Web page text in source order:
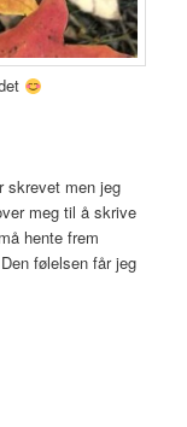
skrevet men jeg
meg til å skrive
hente frem
følelsen får jeg